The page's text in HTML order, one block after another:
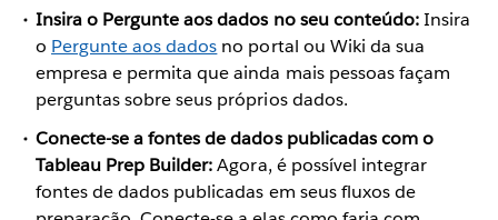
Insira o Pergunte aos dados no seu conteúdo:Insira
o Pergunte aos dados no portal ou Wiki da sua
empresa e permita que ainda mais pessoas façam
perguntas sobre seus próprios dados.
Conecte-se a fontes de dados publicadas com o
Tableau Prep Builder:Agora, é possível integrar
fontes de dados publicadas em seus fluxos de